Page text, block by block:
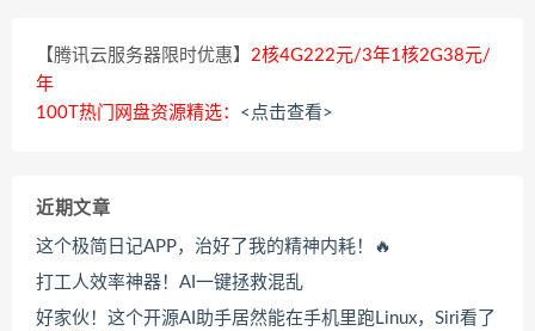
【腾讯云服务器限时优惠】 2核4G222元/3年1核2G38元/
年
100T热门网盘资源精选： <点击查看>
近期文章
这个极简日记APP，治好了我的精神内耗！🔥
打工人效率神器！AI一键拯救混乱
好家伙！这个开源AI助手居然能在手机里跑Linux，Siri看了